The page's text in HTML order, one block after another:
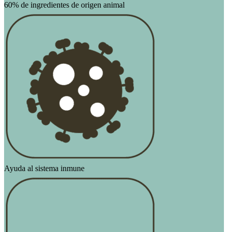
60% de ingredientes de origen animal
Ayuda al sistema inmune